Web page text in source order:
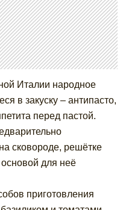
Италии народное
в закуску – антипасто,
перед пастой.
сковороде, решётке
для неё
приготовления